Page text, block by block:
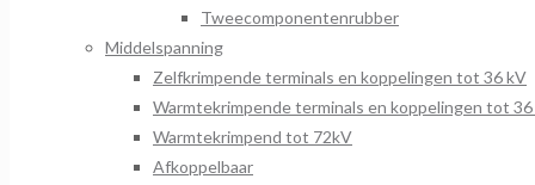
Tweecomponentenrubber
Middelspanning
Zelfkrimpende terminals en koppelingen tot 36 kV
Warmtekrimpende terminals en koppelingen tot
Warmtekrimpend tot 72kV
Afkoppelbaar